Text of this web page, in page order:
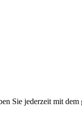
Sie jederzeit mit